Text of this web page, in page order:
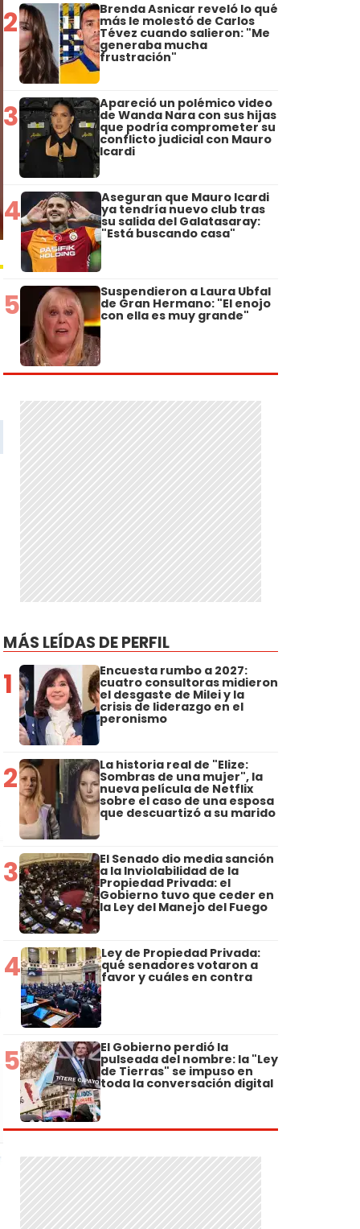
2 Brenda Asnicar reveló lo qué
más le molestó de Carlos
Tévez cuando salieron: "Me
generaba mucha
frustración"
3 Apareció un polémico video
de Wanda Nara con sus hijas
que podría comprometer su
conflicto judicial con Mauro
Icardi
4 Aseguran que Mauro Icardi
ya tendría nuevo club tras
su salida del Galatasaray:
"Está buscando casa"
5 Suspendieron a Laura Ubfal
de Gran Hermano: "El enojo
con ella es muy grande"
MÁS LEÍDAS DE PERFIL
1 Encuesta rumbo a 2027:
cuatro consultoras midieron
el desgaste de Milei y la
crisis de liderazgo en el
peronismo
2 La historia real de "Elize:
Sombras de una mujer", la
nueva película de Netflix
sobre el caso de una esposa
que descuartizó a su marido
3 El Senado dio media sanción
a la Inviolabilidad de la
Propiedad Privada: el
Gobierno tuvo que ceder en
la Ley del Manejo del Fuego
4 Ley de Propiedad Privada:
qué senadores votaron a
favor y cuáles en contra
5 El Gobierno perdió la
pulseada del nombre: la "Ley
de Tierras" se impuso en
toda la conversación digital